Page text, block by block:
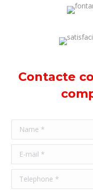
Contacte
Name *
E-mail *
Telephone *